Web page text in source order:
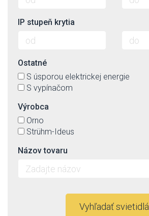
IP stupeň krytia
Ostatné
S úsporou elektrickej energie
S vypínačom
Výrobca
Orno
Strühm-Ideus
Názov tovaru
Vyhľadať svietidlá